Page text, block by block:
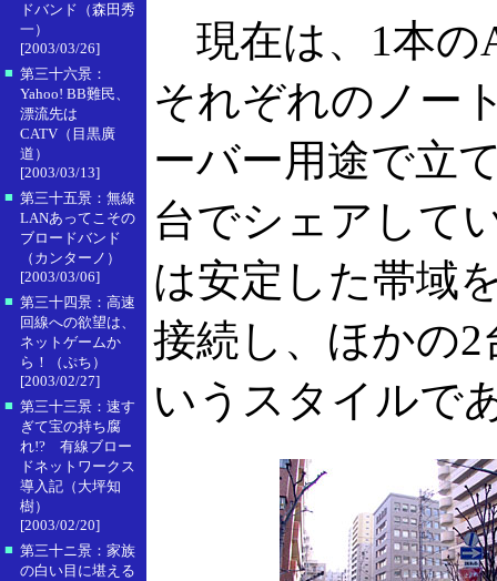
ドバンド（森田秀
一）
[2003/03/26]
■ 第三十六景：
Yahoo! BB難民、
漂流先は
CATV（目黒廣
道）
[2003/03/13]
■ 第三十五景：無線
LANあってこその
ブロードバンド
（カンターノ）
[2003/03/06]
■ 第三十四景：高速
回線への欲望は、
ネットゲームか
ら！（ぷち）
[2003/02/27]
■ 第三十三景：速す
ぎて宝の持ち腐
れ!? 有線ブロー
ドネットワークス
導入記（大坪知
樹）
[2003/02/20]
■ 第三十ニ景：家族
の白い目に堪える
現在は、1本の
それぞれのノー
ーバー用途で立
台でシェアして
は安定した帯域
接続し、ほかの
いうスタイルで